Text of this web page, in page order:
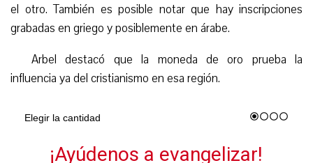
el otro. También es posible notar que hay inscripciones
grabadas en griego y posiblemente en árabe.
Arbel destacó que la moneda de oro prueba la
influencia ya del cristianismo en esa región.